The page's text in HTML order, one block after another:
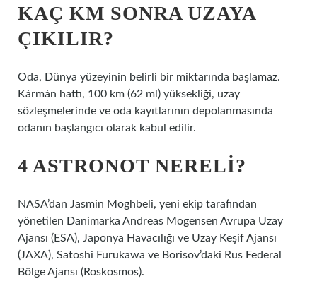
KAÇ KM SONRA UZAYA
ÇIKILIR?
Oda, Dünya yüzeyinin belirli bir miktarında başlamaz.
Kármán hattı, 100 km (62 ml) yüksekliği, uzay
sözleşmelerinde ve oda kayıtlarının depolanmasında
odanın başlangıcı olarak kabul edilir.
4 ASTRONOT NERELI?
NASA’dan Jasmin Moghbeli, yeni ekip tarafından
yönetilen Danimarka Andreas Mogensen Avrupa Uzay
Ajansı (ESA), Japonya Havacılığı ve Uzay Keşif Ajansı
(JAXA), Satoshi Furukawa ve Borisov’daki Rus Federal
Bölge Ajansı (Roskosmos).